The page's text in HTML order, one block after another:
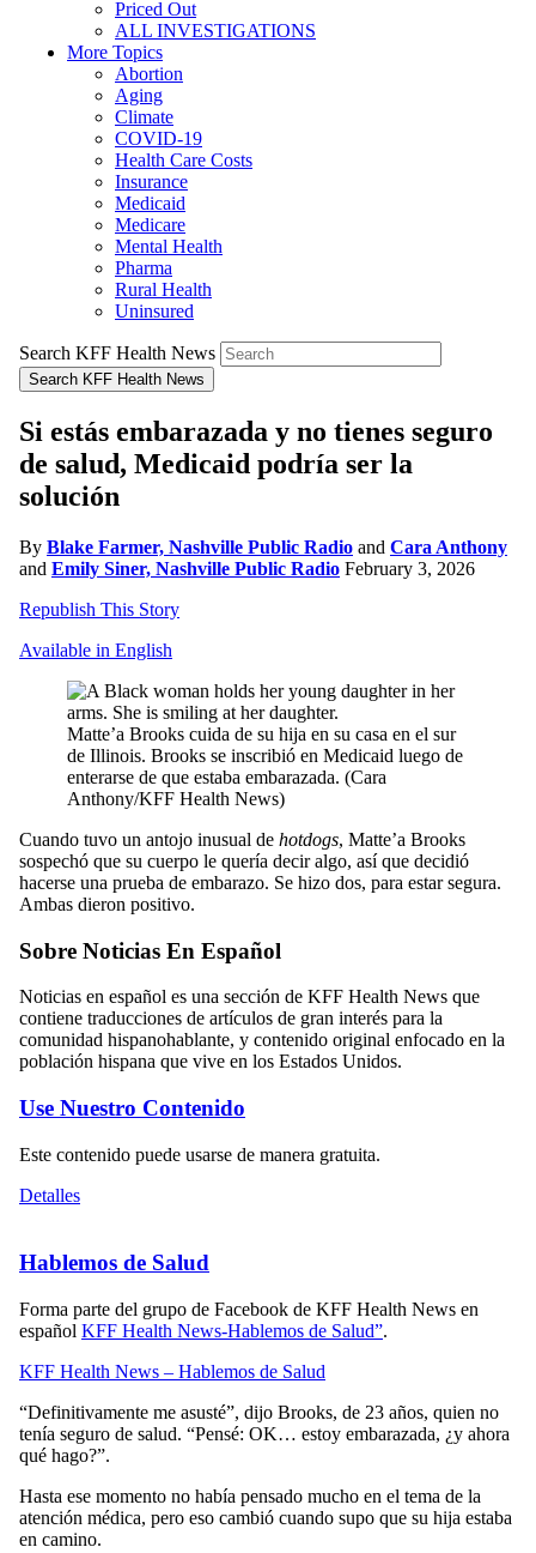
Priced Out
ALL INVESTIGATIONS
More Topics
Abortion
Aging
Climate
COVID-19
Health Care Costs
Insurance
Medicaid
Medicare
Mental Health
Pharma
Rural Health
Uninsured
Search KFF Health News
Search KFF Health News
Si estás embarazada y no tienes seguro
de salud, Medicaid podría ser la
solución
By Blake Farmer, Nashville Public Radio and Cara Anthony
and Emily Siner, Nashville Public Radio February 3, 2026
Republish This Story
Available in English
Matte’a Brooks cuida de su hija en su casa en el sur
de Illinois. Brooks se inscribió en Medicaid luego de
enterarse de que estaba embarazada. (Cara
Anthony/KFF Health News)
Cuando tuvo un antojo inusual de hotdogs, Matte’a Brooks
sospechó que su cuerpo le quería decir algo, así que decidió
hacerse una prueba de embarazo. Se hizo dos, para estar segura.
Ambas dieron positivo.
Sobre Noticias En Español
Noticias en español es una sección de KFF Health News que
contiene traducciones de artículos de gran interés para la
comunidad hispanohablante, y contenido original enfocado en la
población hispana que vive en los Estados Unidos.
Use Nuestro Contenido
Este contenido puede usarse de manera gratuita.
Detalles
Hablemos de Salud
Forma parte del grupo de Facebook de KFF Health News en
español KFF Health News-Hablemos de Salud”.
KFF Health News – Hablemos de Salud
“Definitivamente me asusté”, dijo Brooks, de 23 años, quien no
tenía seguro de salud. “Pensé: OK… estoy embarazada, ¿y ahora
qué hago?”.
Hasta ese momento no había pensado mucho en el tema de la
atención médica, pero eso cambió cuando supo que su hija estaba
en camino.